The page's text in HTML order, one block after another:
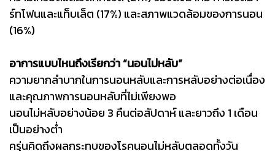
ร์ทโฟนและแท็บเล็ต (17%) และสภาพแวดล้อมของการนอน
(16%)
อาการแบบไหนถึงเรียกว่า “นอนไม่หลับ”
ความยากลำบากในการนอนหลับและการหลับอย่างต่อเนื่อง
และคุณภาพการนอนหลับที่ไม่เพียงพอ
นอนไม่หลับอย่างน้อย 3 คืนต่อสัปดาห์ และยาวถึง 1 เดือน
เป็นอย่างต่ำ
ครุ่นคิดถึงผลกระทบของโรคนอนไม่หลับตลอดทั้งวัน